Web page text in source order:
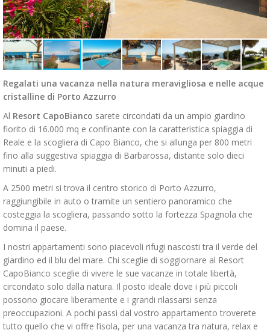
Regalati una vacanza nella natura meravigliosa e nelle acque
cristalline di Porto Azzurro
Al Resort CapoBianco sarete circondati da un ampio giardino
fiorito di 16.000 mq e confinante con la caratteristica spiaggia di
Reale e la scogliera di Capo Bianco, che si allunga per 800 metri
fino alla suggestiva spiaggia di Barbarossa, distante solo dieci
minuti a piedi.
A 2500 metri si trova il centro storico di Porto Azzurro,
raggiungibile in auto o tramite un sentiero panoramico che
costeggia la scogliera, passando sotto la fortezza Spagnola che
domina il paese.
I nostri appartamenti sono piacevoli rifugi nascosti tra il verde del
giardino ed il blu del mare. Chi sceglie di soggiornare al Resort
CapoBianco sceglie di vivere le sue vacanze in totale libertà,
circondato solo dalla natura. Il posto ideale dove i più piccoli
possono giocare liberamente e i grandi rilassarsi senza
preoccupazioni. A pochi passi dal vostro appartamento troverete
tutto quello che vi offre l’isola, per una vacanza tra natura, relax e